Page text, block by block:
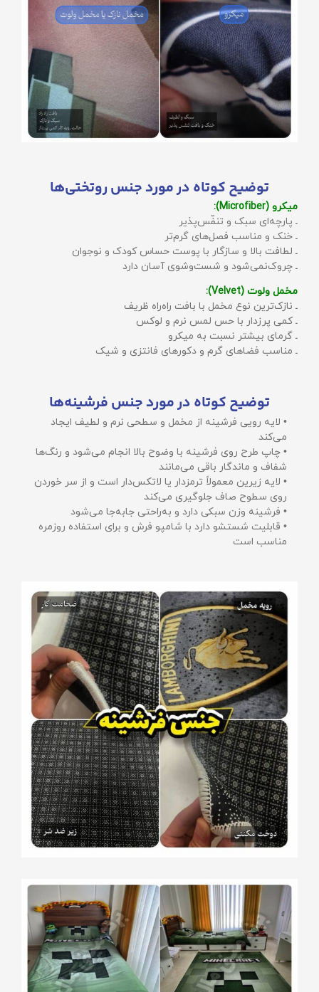
توضیح کوتاه در مورد جنس روتختی‌ها
میکرو (Microfiber):
ـ پارچه‌ای سبک و تنفّس‌پذیر
ـ خنک و مناسب فصل‌های گرم‌تر
ـ لطافت بالا و سازگار با پوست حساس کودک و نوجوان
ـ چروک‌نمی‌شود و شست‌وشوی آسان دارد
مخمل ولوت (Velvet):
ـ نازک‌ترین نوع مخمل با بافت راه‌راه ظریف
ـ کمی پرزدار با حس لمس نرم و لوکس
ـ گرمای بیشتر نسبت به میکرو
ـ مناسب فضاهای گرم و دکورهای فانتزی و شیک
توضیح کوتاه در مورد جنس فرشینه‌ها
• لایه رویی فرشینه از مخمل و سطحی نرم و لطیف ایجاد
می‌کند
• چاپ طرح روی فرشینه با وضوح بالا انجام می‌شود و رنگ‌ها
شفاف و ماندگار باقی می‌مانند
• لایه زیرین معمولاً ترمزدار یا لاتکس‌دار است و از سر خوردن
روی سطوح صاف جلوگیری می‌کند
• فرشینه وزن سبکی دارد و به‌راحتی جابه‌جا می‌شود
• قابلیت شستشو دارد با شامپو فرش و برای استفاده روزمره
مناسب است